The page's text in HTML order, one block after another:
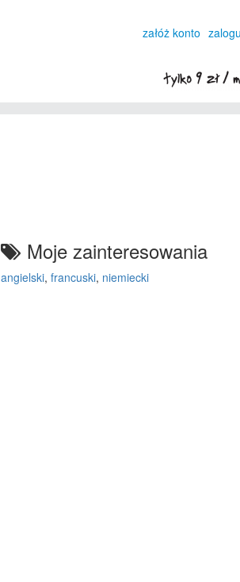
załóż konto
Moje zainteresowania
angielski, francuski, niemiecki